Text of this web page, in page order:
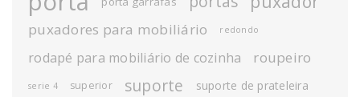
puxadores para mobiliário redondo
rodapé para mobiliário de cozinha roupeiro
serie 4 superior suporte suporte de prateleira